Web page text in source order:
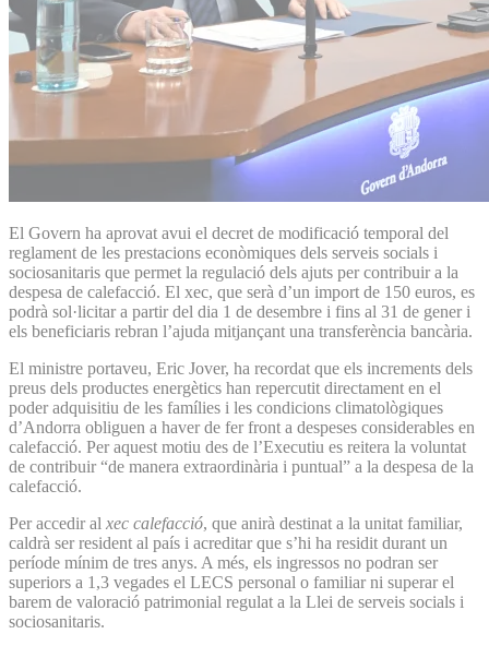
El Govern ha aprovat avui el decret de modificació temporal del
reglament de les prestacions econòmiques dels serveis socials i
sociosanitaris que permet la regulació dels ajuts per contribuir a la
despesa de calefacció. El xec, que serà d’un import de 150 euros, es
podrà sol·licitar a partir del dia 1 de desembre i fins al 31 de gener i
els beneficiaris rebran l’ajuda mitjançant una transferència bancària.
El ministre portaveu, Eric Jover, ha recordat que els increments dels
preus dels productes energètics han repercutit directament en el
poder adquisitiu de les famílies i les condicions climatològiques
d’Andorra obliguen a haver de fer front a despeses considerables en
calefacció. Per aquest motiu des de l’Executiu es reitera la voluntat
de contribuir “de manera extraordinària i puntual” a la despesa de la
calefacció.
Per accedir al xec calefacció, que anirà destinat a la unitat familiar,
caldrà ser resident al país i acreditar que s’hi ha residit durant un
període mínim de tres anys. A més, els ingressos no podran ser
superiors a 1,3 vegades el LECS personal o familiar ni superar el
barem de valoració patrimonial regulat a la Llei de serveis socials i
sociosanitaris.